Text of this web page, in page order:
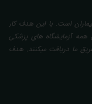
است. با این هدف کار
شامل همه آزمایشگاه های پزشکی
ما دریافت میکنند. هدف
تفسیر، استخراج حداکثر